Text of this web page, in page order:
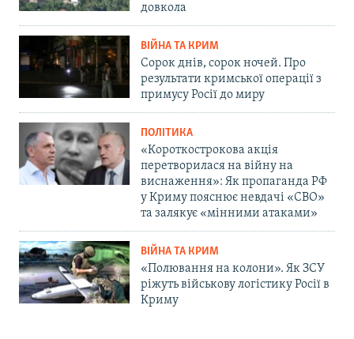
довкола
ВІЙНА ТА КРИМ
Сорок днів, сорок ночей. Про
результати кримської операції з
примусу Росії до миру
ПОЛІТИКА
«Короткострокова акція
перетворилася на війну на
виснаження»: Як пропаганда РФ
у Криму пояснює невдачі «СВО»
та залякує «мінними атаками»
ВІЙНА ТА КРИМ
«Полювання на колони». Як ЗСУ
ріжуть військову логістику Росії в
Криму